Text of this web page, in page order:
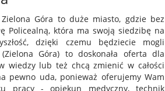
Góra to duże miasto, gdzie bez
Policealną, która ma swoją siedzibę na
dzięki czemu będziecie mogli
Góra) to doskonała oferta dla
wiedzy lub też chcą zmienić w całości
pewno uda, ponieważ oferujemy Wam
pracy - opiekun medyczny, technik